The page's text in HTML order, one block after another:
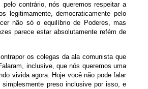
contrário, nós queremos respeitar a
legitimamente, democraticamente pelo
não só o equilíbrio de Poderes, mas
parece estar absolutamente refém de
os colegas da ala comunista que
inclusive, que nós queremos uma
vivida agora. Hoje você não pode falar
preso inclusive por isso, e